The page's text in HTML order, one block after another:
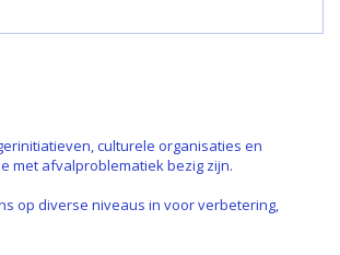
culturele organisaties en
met afvalproblematiek bezig zijn.
op diverse niveaus in voor verbetering,